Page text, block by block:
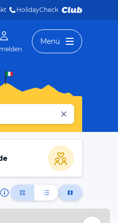
HolidayCheck
Menü